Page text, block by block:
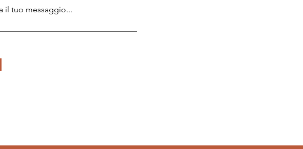
il tuo messaggio...